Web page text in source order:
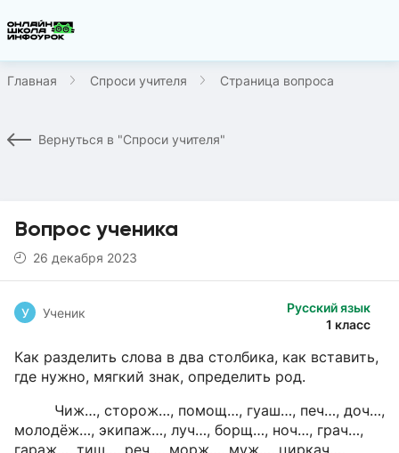
Главная Спроси учителя Страница вопроса
Вернуться в "Спроси учителя"
Вопрос ученика
26 декабря 2023
Русский язык
1 класс
У Ученик
Как разделить слова в два столбика, как вставить,
где нужно, мягкий знак, определить род.
Чиж…, сторож…, помощ…, гуаш…, печ…, доч…,
молодёж…, экипаж…, луч…, борщ…, ноч…, грач…,
гараж…, тиш…, реч…, морж…, муж…, циркач…,